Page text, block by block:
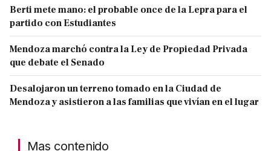
Berti mete mano: el probable once de la Lepra para el
partido con Estudiantes
Mendoza marchó contra la Ley de Propiedad Privada
que debate el Senado
Desalojaron un terreno tomado en la Ciudad de
Mendoza y asistieron a las familias que vivían en el lugar
Mas contenido